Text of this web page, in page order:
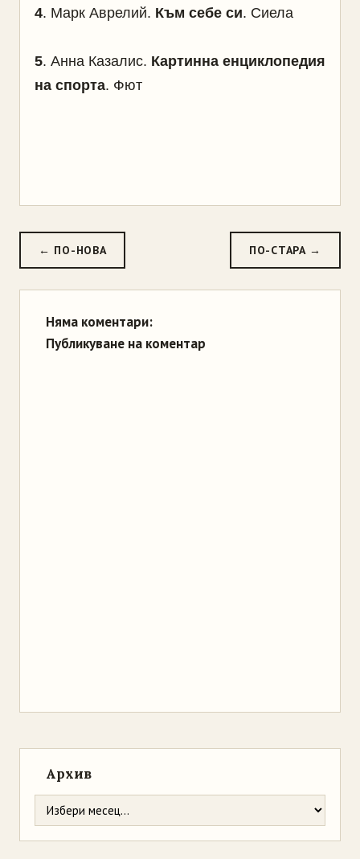
4. Марк Аврелий. Към себе си. Сиела
5. Анна Казалис. Картинна енциклопедия
на спорта. Фют
← ПО-НОВА ПО-СТАРА →
Няма коментари:
Публикуване на коментар
Архив